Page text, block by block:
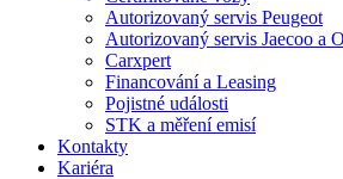
Autorizovaný servis Peugeot
Autorizovaný servis Jaecoo a
Carxpert
Financování a Leasing
Pojistné události
STK a měření emisí
Kontakty
Kariéra